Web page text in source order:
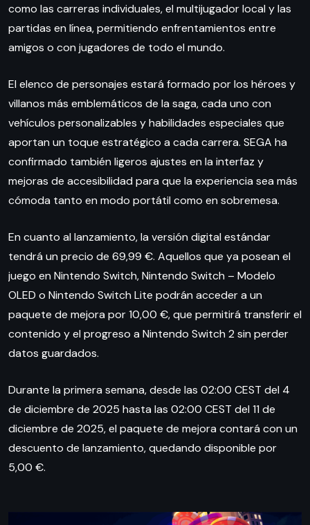
como las carreras individuales, el multijugador local y las
partidas en línea, permitiendo enfrentamientos entre
amigos o con jugadores de todo el mundo.
El elenco de personajes estará formado por los héroes y
villanos más emblemáticos de la saga, cada uno con
vehículos personalizables y habilidades especiales que
aportan un toque estratégico a cada carrera. SEGA ha
confirmado también ligeros ajustes en la interfaz y
mejoras de accesibilidad para que la experiencia sea más
cómoda tanto en modo portátil como en sobremesa.
En cuanto al lanzamiento, la versión digital estándar
tendrá un precio de 69,99 €. Aquellos que ya posean el
juego en Nintendo Switch, Nintendo Switch – Modelo
OLED o Nintendo Switch Lite podrán acceder a un
paquete de mejora por 10,00 €, que permitirá transferir el
contenido y el progreso a Nintendo Switch 2 sin perder
datos guardados.
Durante la primera semana, desde las 02:00 CEST del 4
de diciembre de 2025 hasta las 02:00 CEST del 11 de
diciembre de 2025, el paquete de mejora contará con un
descuento de lanzamiento, quedando disponible por
5,00 €.